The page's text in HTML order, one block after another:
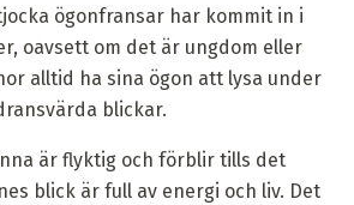
ögonfransar har kommit in i
oavsett om det är ungdom eller
alltid ha sina ögon att lysa under
blickar.
är flyktig och förblir tills det
blick är full av energi och liv. Det